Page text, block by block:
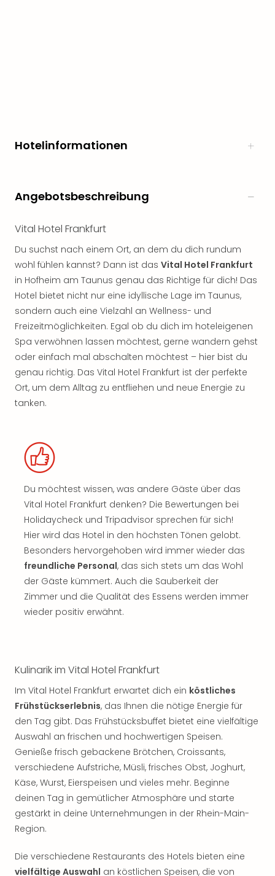
Hotelinformationen
Angebotsbeschreibung
Vital Hotel Frankfurt
Du suchst nach einem Ort, an dem du dich rundum
wohl fühlen kannst? Dann ist das Vital Hotel Frankfurt
in Hofheim am Taunus genau das Richtige für dich! Das
Hotel bietet nicht nur eine idyllische Lage im Taunus,
sondern auch eine Vielzahl an Wellness- und
Freizeitmöglichkeiten. Egal ob du dich im hoteleigenen
Spa verwöhnen lassen möchtest, gerne wandern gehst
oder einfach mal abschalten möchtest – hier bist du
genau richtig. Das Vital Hotel Frankfurt ist der perfekte
Ort, um dem Alltag zu entfliehen und neue Energie zu
tanken.
Du möchtest wissen, was andere Gäste über das
Vital Hotel Frankfurt denken? Die Bewertungen bei
Holidaycheck und Tripadvisor sprechen für sich!
Hier wird das Hotel in den höchsten Tönen gelobt.
Besonders hervorgehoben wird immer wieder das
freundliche Personal, das sich stets um das Wohl
der Gäste kümmert. Auch die Sauberkeit der
Zimmer und die Qualität des Essens werden immer
wieder positiv erwähnt.
Kulinarik im Vital Hotel Frankfurt
Im Vital Hotel Frankfurt erwartet dich ein köstliches
Frühstückserlebnis, das Ihnen die nötige Energie für
den Tag gibt. Das Frühstücksbuffet bietet eine vielfältige
Auswahl an frischen und hochwertigen Speisen.
Genieße frisch gebackene Brötchen, Croissants,
verschiedene Aufstriche, Müsli, frisches Obst, Joghurt,
Käse, Wurst, Eierspeisen und vieles mehr. Beginne
deinen Tag in gemütlicher Atmosphäre und starte
gestärkt in deine Unternehmungen in der Rhein-Main-
Region.
Die verschiedene Restaurants des Hotels bieten eine
vielfältige Auswahl an köstlichen Speisen, die von